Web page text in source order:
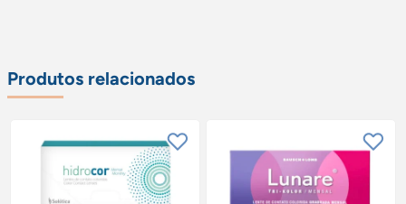
Produtos relacionados